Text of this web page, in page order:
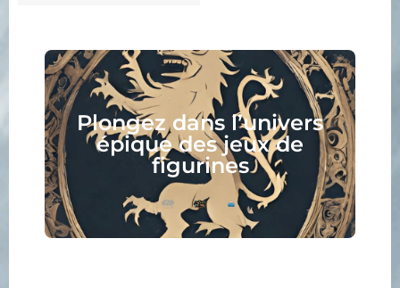
Plongez dans l’univers
épique des jeux de
figurines